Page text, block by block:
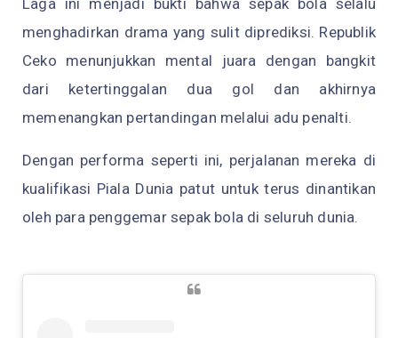
Laga ini menjadi bukti bahwa sepak bola selalu
menghadirkan drama yang sulit diprediksi. Republik
Ceko menunjukkan mental juara dengan bangkit
dari ketertinggalan dua gol dan akhirnya
memenangkan pertandingan melalui adu penalti.
Dengan performa seperti ini, perjalanan mereka di
kualifikasi Piala Dunia patut untuk terus dinantikan
oleh para penggemar sepak bola di seluruh dunia.